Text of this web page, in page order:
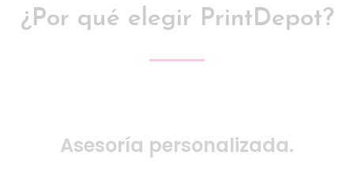
¿Por qué elegir PrintDepot?
Asesoría personalizada.